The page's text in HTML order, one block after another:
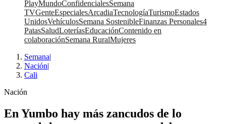
PlayMundoConfidencialesSemana
TVGenteEspecialesArcadiaTecnologíaTurismoEstados
UnidosVehículosSemana SostenibleFinanzas Personales4
PatasSaludLoteríasEducaciónContenido en
colaboraciónSemana RuralMujeres
Semana|
Nación|
Cali
Nación
En Yumbo hay más zancudos de lo